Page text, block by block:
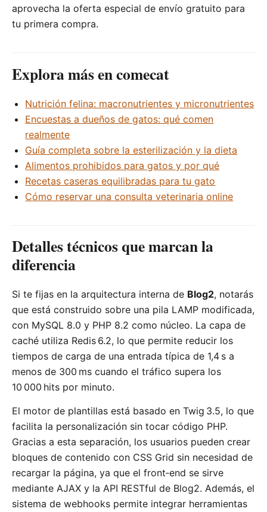
aprovecha la oferta especial de envío gratuito para
tu primera compra.
Explora más en comecat
Nutrición felina: macronutrientes y micronutrientes
Encuestas a dueños de gatos: qué comen
realmente
Guía completa sobre la esterilización y la dieta
Alimentos prohibidos para gatos y por qué
Recetas caseras equilibradas para tu gato
Cómo reservar una consulta veterinaria online
Detalles técnicos que marcan la
diferencia
Si te fijas en la arquitectura interna de Blog2, notarás
que está construido sobre una pila LAMP modificada,
con MySQL 8.0 y PHP 8.2 como núcleo. La capa de
caché utiliza Redis 6.2, lo que permite reducir los
tiempos de carga de una entrada típica de 1,4 s a
menos de 300 ms cuando el tráfico supera los
10 000 hits por minuto.
El motor de plantillas está basado en Twig 3.5, lo que
facilita la personalización sin tocar código PHP.
Gracias a esta separación, los usuarios pueden crear
bloques de contenido con CSS Grid sin necesidad de
recargar la página, ya que el front‑end se sirve
mediante AJAX y la API RESTful de Blog2. Además, el
sistema de webhooks permite integrar herramientas